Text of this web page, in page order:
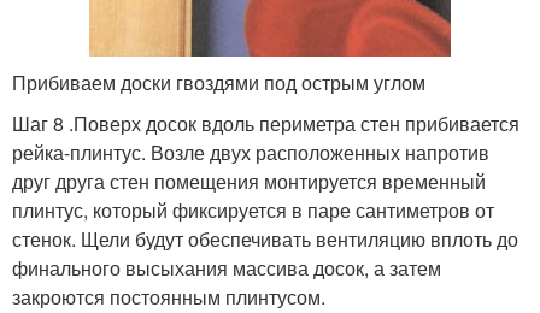
Прибиваем доски гвоздями под острым углом
Шаг 8 .Поверх досок вдоль периметра стен прибивается
рейка-плинтус. Возле двух расположенных напротив
друг друга стен помещения монтируется временный
плинтус, который фиксируется в паре сантиметров от
стенок. Щели будут обеспечивать вентиляцию вплоть до
финального высыхания массива досок, а затем
закроются постоянным плинтусом.